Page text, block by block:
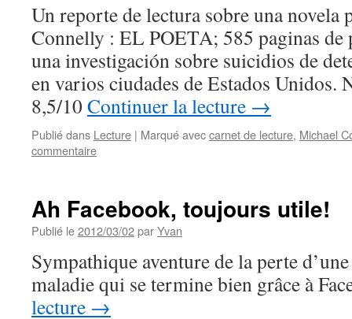
Un reporte de lectura sobre una novela
Connelly : EL POETA; 585 paginas de
una investigación sobre suicidios de
en varios ciudades de Estados Unidos.
8,5/10Continuer la lecture →
Publié dans Lecture | Marqué aveccarnet de lecture, Michael
commentaire
Ah Facebook, toujours utile!
Publié le2012/03/02parYvan
Sympathique aventure de la perte
maladie qui se termine bien grâce à
lecture →